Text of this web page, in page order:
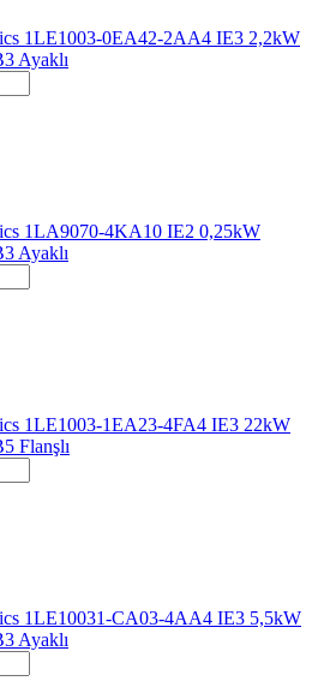
1LE1003-0EA42-2AA4 IE3 2,2kW
Ayaklı
1LA9070-4KA10 IE2 0,25kW
Ayaklı
1LE1003-1EA23-4FA4 IE3 22kW
Flanşlı
1LE10031-CA03-4AA4 IE3 5,5kW
Ayaklı